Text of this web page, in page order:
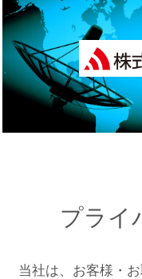
プライ
当社は、お客様・